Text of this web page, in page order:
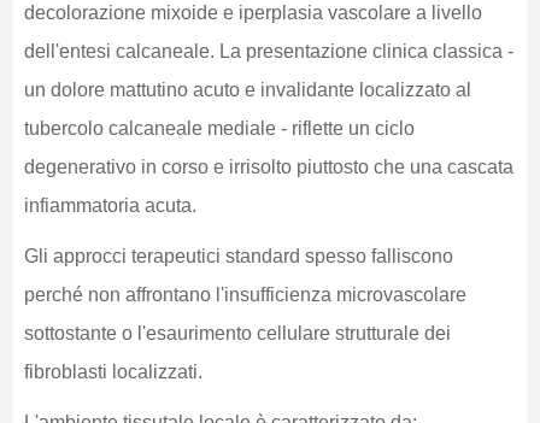
decolorazione mixoide e iperplasia vascolare a livello
dell'entesi calcaneale. La presentazione clinica classica -
un dolore mattutino acuto e invalidante localizzato al
tubercolo calcaneale mediale - riflette un ciclo
degenerativo in corso e irrisolto piuttosto che una cascata
infiammatoria acuta.
Gli approcci terapeutici standard spesso falliscono
perché non affrontano l'insufficienza microvascolare
sottostante o l'esaurimento cellulare strutturale dei
fibroblasti localizzati.